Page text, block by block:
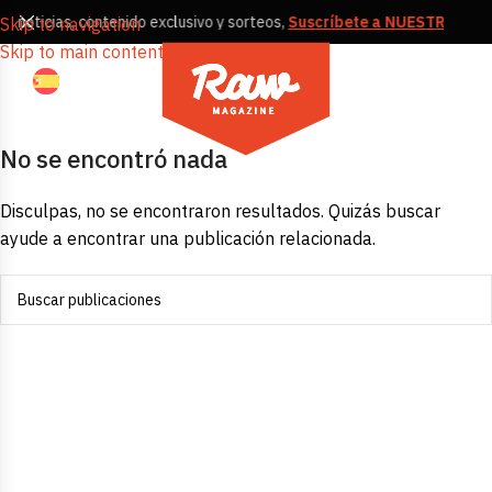
Skip to navigation
Skip to main content
noticias, contenido exclusivo y sorteos, Suscríbete a NUESTRA
No se encontró nada
Disculpas, no se encontraron resultados. Quizás buscar
ayude a encontrar una publicación relacionada.